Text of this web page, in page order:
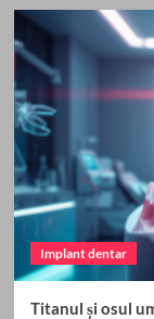
Implant dentar
Titanul și osul